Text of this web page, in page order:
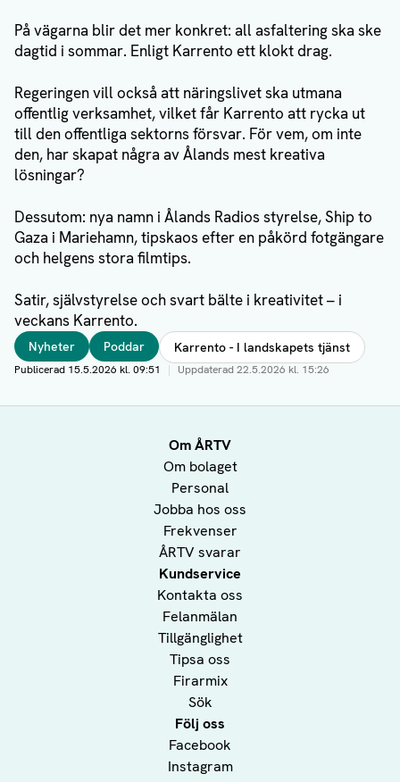
På vägarna blir det mer konkret: all asfaltering ska ske
dagtid i sommar. Enligt Karrento ett klokt drag.
Regeringen vill också att näringslivet ska utmana
offentlig verksamhet, vilket får Karrento att rycka ut
till den offentliga sektorns försvar. För vem, om inte
den, har skapat några av Ålands mest kreativa
lösningar?
Dessutom: nya namn i Ålands Radios styrelse, Ship to
Gaza i Mariehamn, tipskaos efter en påkörd fotgängare
och helgens stora filmtips.
Satir, självstyrelse och svart bälte i kreativitet – i
veckans Karrento.
Taggar
Nyheter Poddar Karrento - I landskapets tjänst
Författare
Publicerad 15.5.2026 kl. 09:51 | Uppdaterad22.5.2026 kl. 15:26
Om ÅRTV
Om bolaget
Personal
Jobba hos oss
Frekvenser
ÅRTV svarar
Kundservice
Kontakta oss
Felanmälan
Tillgänglighet
Tipsa oss
Firarmix
Sök
Följ oss
Facebook
Instagram